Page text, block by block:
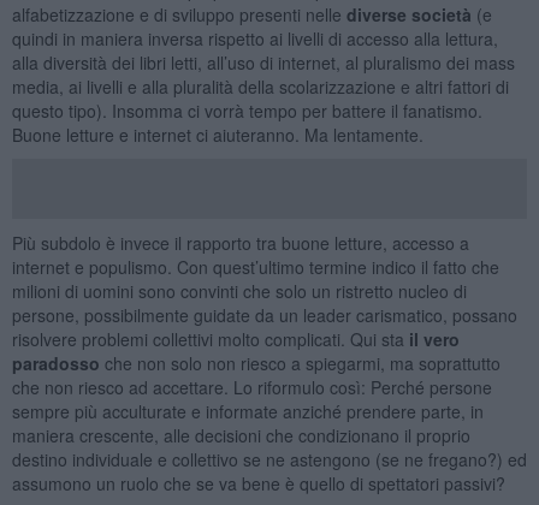
alfabetizzazione e di sviluppo presenti nelle diverse società (e
quindi in maniera inversa rispetto ai livelli di accesso alla lettura,
alla diversità dei libri letti, all’uso di internet, al pluralismo dei mass
media, ai livelli e alla pluralità della scolarizzazione e altri fattori di
questo tipo). Insomma ci vorrà tempo per battere il fanatismo.
Buone letture e internet ci aiuteranno. Ma lentamente.
Più subdolo è invece il rapporto tra buone letture, accesso a
internet e populismo. Con quest’ultimo termine indico il fatto che
milioni di uomini sono convinti che solo un ristretto nucleo di
persone, possibilmente guidate da un leader carismatico, possano
risolvere problemi collettivi molto complicati. Qui sta il vero
paradosso che non solo non riesco a spiegarmi, ma soprattutto
che non riesco ad accettare. Lo riformulo così: Perché persone
sempre più acculturate e informate anziché prendere parte, in
maniera crescente, alle decisioni che condizionano il proprio
destino individuale e collettivo se ne astengono (se ne fregano?) ed
assumono un ruolo che se va bene è quello di spettatori passivi?